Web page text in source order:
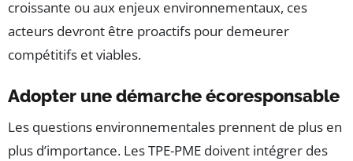
croissante ou aux enjeux environnementaux, ces
acteurs devront être proactifs pour demeurer
compétitifs et viables.
Adopter une démarche écoresponsable
Les questions environnementales prennent de plus en
plus d’importance. Les TPE-PME doivent intégrer des